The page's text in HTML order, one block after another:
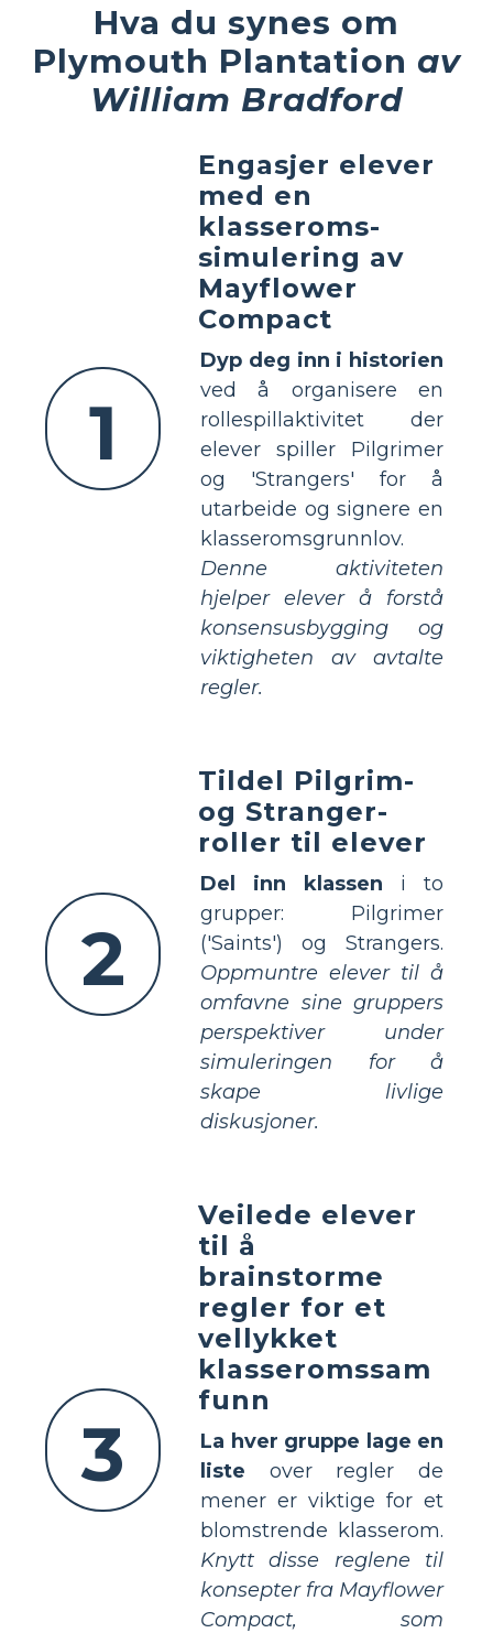
Hva du synes om
Plymouth Plantation av
William Bradford
1
Engasjer elever
med en
klasseroms-
simulering av
Mayflower
Compact
Dyp deg inn i historien
ved å organisere en
rollespillaktivitet der
elever spiller Pilgrimer
og 'Strangers' for å
utarbeide og signere en
klasseromsgrunnlov.
Denne aktiviteten
hjelper elever å forstå
konsensusbygging og
viktigheten av avtalte
regler.
2
Tildel Pilgrim-
og Stranger-
roller til elever
Del inn klassen i to
grupper: Pilgrimer
('Saints') og Strangers.
Oppmuntre elever til å
omfavne sine gruppers
perspektiver under
simuleringen for å
skape livlige
diskusjoner.
3
Veilede elever
til å
brainstorme
regler for et
vellykket
klasseromssam
funn
La hver gruppe lage en
liste over regler de
mener er viktige for et
blomstrende klasserom.
Knytt disse reglene til
konsepter fra Mayflower
Compact, som